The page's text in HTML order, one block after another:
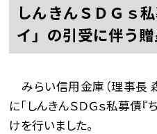
しんきんＳＤＧｓ
イ」の引受に伴う
みらい信用金庫（理事長
に「しんきんＳＤＧｓ私募債
けを行いました。